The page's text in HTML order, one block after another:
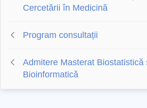
Cercetării în Medicină
Program consultații
Admitere Masterat Biostatistică
Bioinformatică